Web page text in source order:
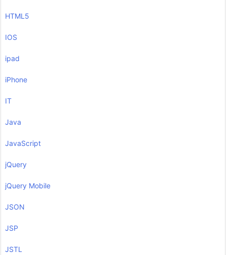
HTML5
IOS
ipad
iPhone
IT
Java
JavaScript
jQuery
jQuery Mobile
JSON
JSP
JSTL